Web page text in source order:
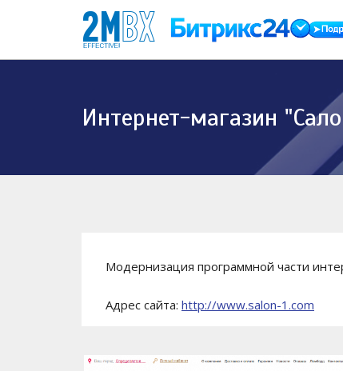
Интернет-магазин
Модернизация программной части
Адрес сайта: http://www.salon-1.com